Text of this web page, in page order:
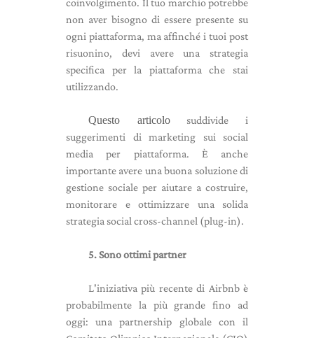
coinvolgimento. Il tuo marchio potrebbe
non aver bisogno di essere presente su
ogni piattaforma, ma affinché i tuoi post
risuonino, devi avere una strategia
specifica per la piattaforma che stai
utilizzando.
Questo articolosuddivide i
suggerimenti di marketing sui social
media per piattaforma. È anche
importante avere una buona soluzione di
gestione sociale per aiutare a costruire,
monitorare e ottimizzare una solida
strategia social cross-channel (plug-in).
5. Sono ottimi partner
L'iniziativa più recente di Airbnb è
probabilmente la più grande fino ad
oggi: una partnership globale con il